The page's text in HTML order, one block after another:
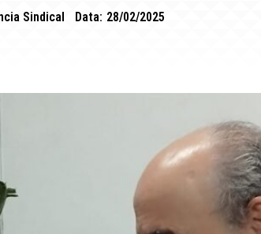
Sindical Data: 28/02/2025